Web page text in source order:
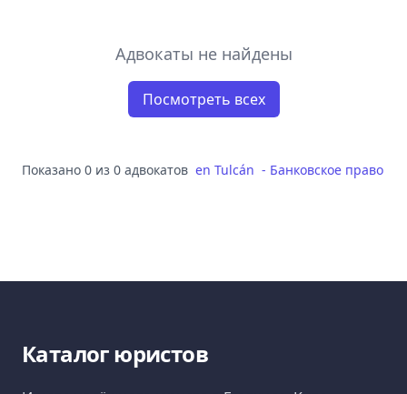
Адвокаты не найдены
Посмотреть всех
Показано 0 из 0 адвокатов en Tulcán - Банковское право
Каталог юристов